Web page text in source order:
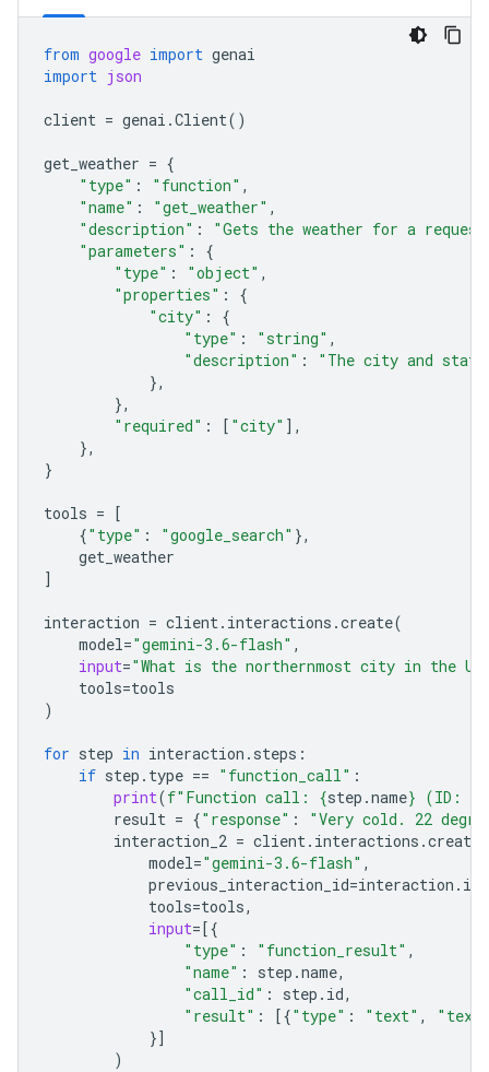
from google import genai
import json
client = genai .Client()
get_weather = {
"type" : "function" ,
"name" : "get_weather" ,
"description" :
"Gets the weather for a
"parameters" :
{
"type" : "object" ,
"properties" :
{
"city" :
{
"type" : "string" ,
"description" :
"The city and
},
},
"required" : [ "city" ],
},
}
tools =
[
{"type" : "google_search" },
get_weather
]
interaction = client. interactions .create(
model="gemini-3.6-flash" ,
input="What is the northernmost city in the
tools=tools
)
for step in interaction . steps :
if step . type == "function_call" :
print(f"Function call: {step .name} (ID:
result = {"response" :
"Very cold. 22
interaction_2 = client. interactions .create
model="gemini-3.6-flash" ,
previous_interaction_id=interaction . id
tools=tools,
input= [{
"type" : "function_result" ,
"name" : step .name,
"call_id" : step . id,
"result" : [{"type" : "text" ,
}]
)